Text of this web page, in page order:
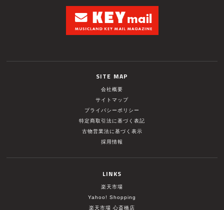
SITE MAP
会社概要
サイトマップ
プライバシーポリシー
特定商取引法に基づく表記
古物営業法に基づく表示
採用情報
LINKS
楽天市場
Yahoo! Shopping
楽天市場 心斎橋店